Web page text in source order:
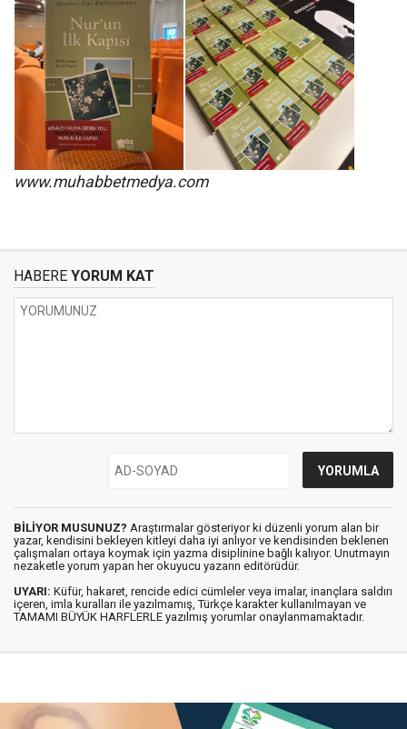
www.muhabbetmedya.com
HABERE YORUM KAT
BİLİYOR MUSUNUZ? Araştırmalar gösteriyor ki düzenli yorum alan bir
yazar, kendisini bekleyen kitleyi daha iyi anlıyor ve kendisinden beklenen
çalışmaları ortaya koymak için yazma disiplinine bağlı kalıyor. Unutmayın
nezaketle yorum yapan her okuyucu yazarın editörüdür.
UYARI: Küfür, hakaret, rencide edici cümleler veya imalar, inançlara saldırı
içeren, imla kuralları ile yazılmamış, Türkçe karakter kullanılmayan ve
TAMAMI BÜYÜK HARFLERLE yazılmış yorumlar onaylanmamaktadır.